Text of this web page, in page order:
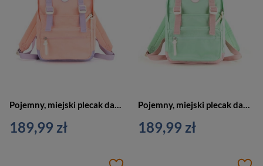
Pojemny, miejski plecak damski w różowo-fioletowym kolorze z kieszenią zewnętrzną - Himawari
189,99 zł
Pojemny, miejski plecak damski w miętowym kolorze zamykany na suwak - Himawari
189,99 zł